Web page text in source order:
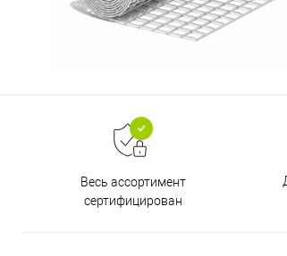
Весь ассортимент
сертифицирован